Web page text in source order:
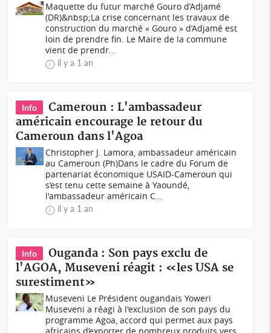
Maquette du futur marché Gouro d’Adjamé
(DR)&nbsp;La crise concernant les travaux de
construction du marché « Gouro » d’Adjamé est
loin de prendre fin. Le Maire de la commune
vient de prendr...
il y a 1 an
Info
Cameroun : L'ambassadeur
américain encourage le retour du
Cameroun dans l'Agoa
Christopher J. Lamora, ambassadeur américain
au Cameroun (Ph)Dans le cadre du Forum de
partenariat économique USAID-Cameroun qui
s’est tenu cette semaine à Yaoundé,
l'ambassadeur américain C...
il y a 1 an
Info
Ouganda : Son pays exclu de
l'AGOA, Museveni réagit : «les USA se
surestiment»
Museveni Le Président ougandais Yoweri
Museveni a réagi à l'exclusion de son pays du
programme Agoa, accord qui permet aux pays